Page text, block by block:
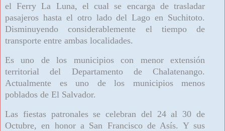
el Ferry La Luna, el cual se encarga de trasladar
pasajeros hasta el otro lado del Lago en Suchitoto.
Disminuyendo considerablemente el tiempo de
transporte entre ambas localidades.
Es uno de los municipios con menor extensión
territorial del Departamento de Chalatenango.
Actualmente es uno de los municipios menos
poblados de El Salvador.
Las fiestas patronales se celebran del 24 al 30 de
Octubre, en honor a San Francisco de Asís. Y sus